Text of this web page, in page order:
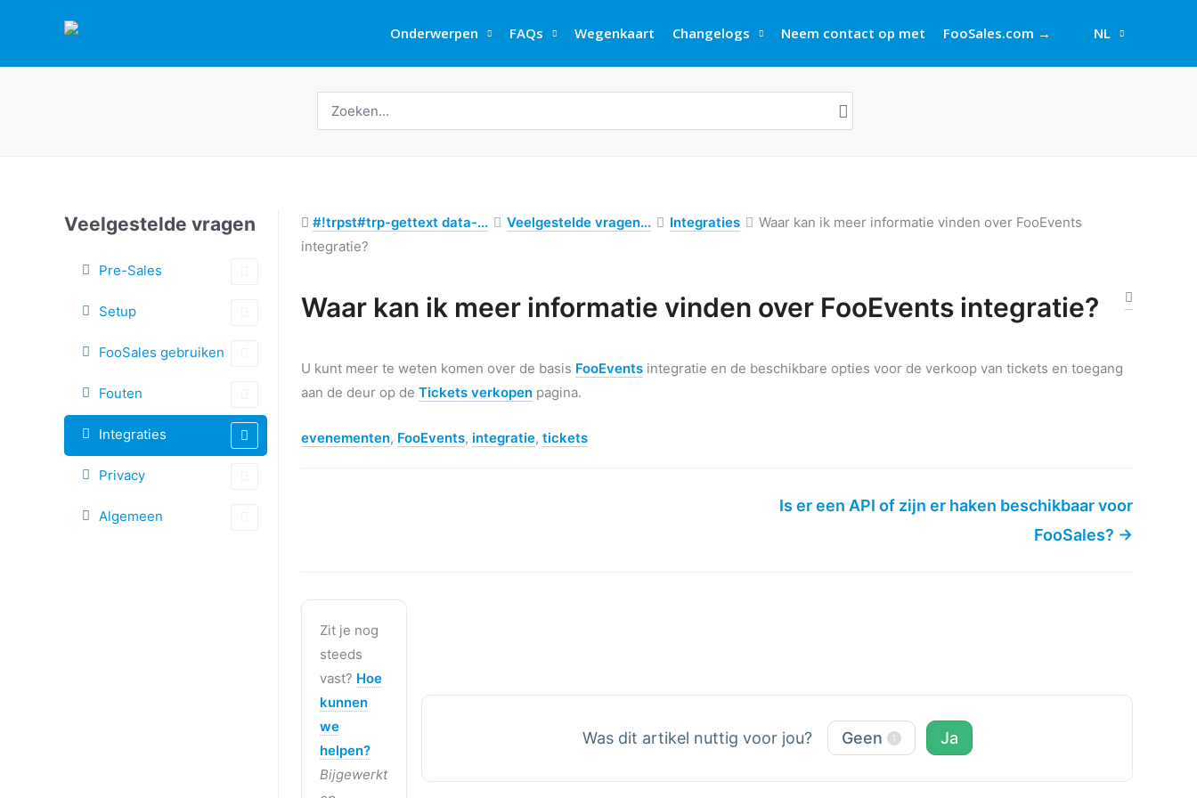
Onderwerpen FAQs Wegenkaart Changelogs Neem contact op met FooSales.com → NL
naar:
Veelgestelde vragen
Pre-Sales
Setup
FooSales gebruiken
Fouten
Integraties
Privacy
Algemeen
#!trpst#trp-gettext data-... Veelgestelde vragen... Integraties
Waar kan ik meer informatie vinden over FooEvents
integratie?
Waar kan ik meer informatie vinden over FooEvents integratie?
U kunt meer te weten komen over de basis FooEvents integratie en de beschikbare opties voor de verkoop van tickets en toegang
aan de deur op de Tickets verkopen pagina.
Tags
evenementen, FooEvents, integratie, tickets
Is er een API of zijn er haken beschikbaar voor
FooSales? →
Zit je nog
steeds
vast? Hoe
kunnen
we
helpen?
Bijgewerkt
Was dit artikel nuttig voor jou? Geen 1 Ja